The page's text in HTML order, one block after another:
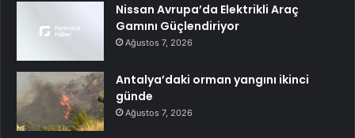
Nissan Avrupa’da Elektrikli Araç
Gamını Güçlendiriyor
Ağustos 7, 2026
Antalya’daki orman yangını ikinci
günde
Ağustos 7, 2026